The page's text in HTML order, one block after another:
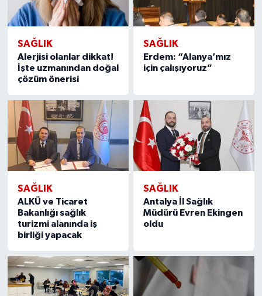
SAĞLIK
Alerjisi olanlar dikkat!
İşte uzmanından doğal
çözüm önerisi
SAĞLIK
Erdem: “Alanya’mız
için çalışıyoruz”
SAĞLIK
ALKÜ ve Ticaret
Bakanlığı sağlık
turizmi alanında iş
birliği yapacak
SAĞLIK
Antalya İl Sağlık
Müdürü Evren Ekingen
oldu